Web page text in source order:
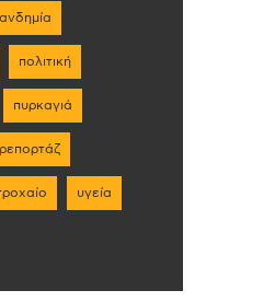
πολιτική
πυρκαγιά
ρεπορτάζ
υγεία